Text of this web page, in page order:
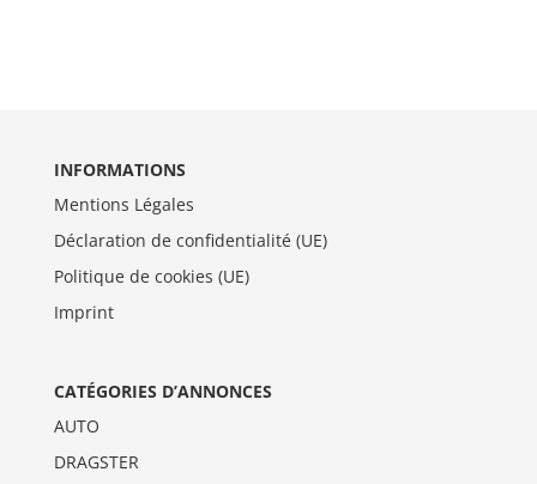
INFORMATIONS
Mentions Légales
Déclaration de confidentialité (UE)
Politique de cookies (UE)
Imprint
CATÉGORIES D’ANNONCES
AUTO
DRAGSTER